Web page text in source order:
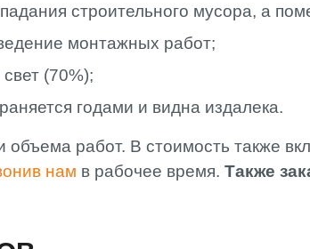
строительного мусора, а
монтажных работ;
(70%);
годами и видна издалека.
работ. В стоимость также
нам в рабочее время. Также